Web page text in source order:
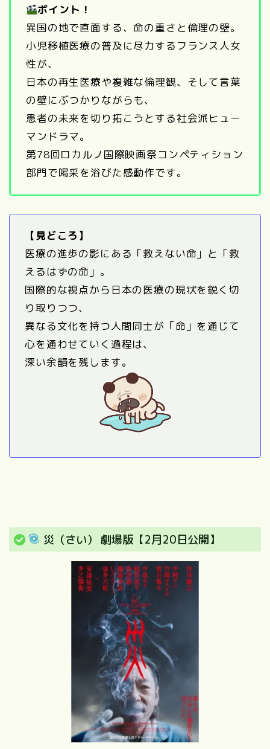
ポイント！
異国の地で直面する、命の重さと倫理の壁。
小児移植医療の普及に尽力するフランス人女
性が、
日本の再生医療や複雑な倫理観、そして言葉
の壁にぶつかりながらも、
患者の未来を切り拓こうとする社会派ヒュー
マンドラマ。
第78回ロカルノ国際映画祭コンペティション
部門で喝采を浴びた感動作です。
【見どころ】
医療の進歩の影にある「救えない命」と「救
えるはずの命」。
国際的な視点から日本の医療の現状を鋭く切
り取りつつ、
異なる文化を持つ人間同士が「命」を通じて
心を通わせていく過程は、
深い余韻を残します。
災（さい） 劇場版【2月20日公開】